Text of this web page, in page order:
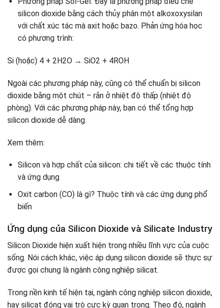
silicon dioxide bằng cách thủy phân một alkoxoxysilan
với chất xúc tác mà axit hoặc bazo. Phản ứng hóa học
có phương trình:
Si (hoặc) 4 + 2H2O → SiO2 + 4ROH
Ngoài các phương pháp này, cũng có thể chuẩn bị silicon
dioxide bằng một chút – rắn ở nhiệt độ thấp (nhiệt độ
phòng). Với các phương pháp này, bạn có thể tổng hợp
silicon dioxide dễ dàng.
Xem thêm:
Silicon và hợp chất của silicon: chi tiết về các thuộc tính
và ứng dụng
Oxit carbon (CO) là gì? Thuộc tính và các ứng dụng phổ
biến
Ứng dụng của Silicon Dioxide và Silicate Industry
Silicon Dioxide hiện xuất hiện trong nhiều lĩnh vực của cuộc
sống. Nói cách khác, việc áp dụng silicon dioxide sẽ thực sự
được gọi chung là ngành công nghiệp silicat.
Trong nền kinh tế hiện tại, ngành công nghiệp silicon dioxide,
hay silicat đóng vai trò cực kỳ quan trọng. Theo đó, ngành